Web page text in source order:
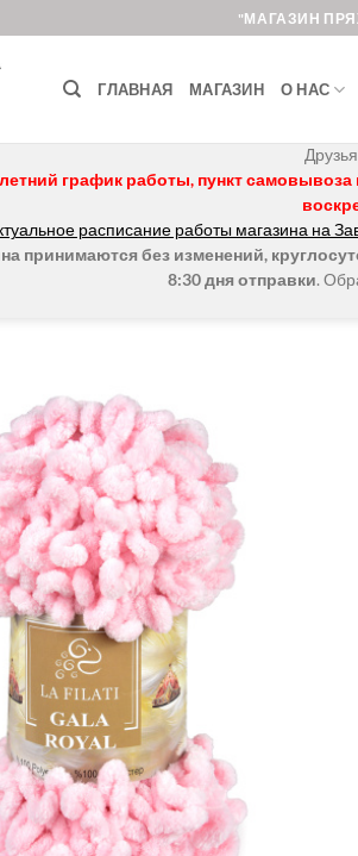
"МАГАЗИН
ГЛАВНАЯ МАГАЗИН О НАС
график работы, пункт
расписание работы магазина на
принимаются без изменений,
8:30 дня отправки.